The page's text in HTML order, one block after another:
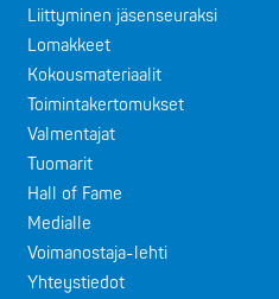
Liittyminen jäsenseuraksi
Lomakkeet
Kokousmateriaalit
Toimintakertomukset
Valmentajat
Tuomarit
Hall of Fame
Medialle
Voimanostaja-lehti
Yhteystiedot